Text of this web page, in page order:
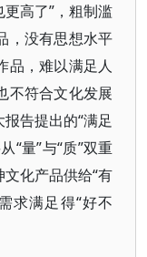
高了”，粗制滥
，没有思想水平
品，难以满足人
不符合文化发展
告提出的“满足
“量”与“质”双重
化产品供给“有
求满足得“好不